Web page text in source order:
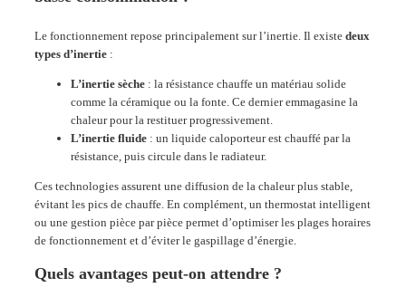
Le fonctionnement repose principalement sur l’inertie. Il existe deux
types d’inertie :
L’inertie sèche : la résistance chauffe un matériau solide
comme la céramique ou la fonte. Ce dernier emmagasine la
chaleur pour la restituer progressivement.
L’inertie fluide : un liquide caloporteur est chauffé par la
résistance, puis circule dans le radiateur.
Ces technologies assurent une diffusion de la chaleur plus stable,
évitant les pics de chauffe. En complément, un thermostat intelligent
ou une gestion pièce par pièce permet d’optimiser les plages horaires
de fonctionnement et d’éviter le gaspillage d’énergie.
Quels avantages peut-on attendre ?